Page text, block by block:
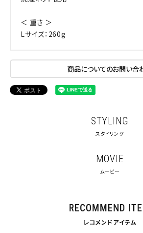
＜ 重さ ＞
Lサイズ：260g
商品についてのお問い合
STYLING
スタイリング
MOVIE
ムービー
RECOMMEND
レコメンドアイテム